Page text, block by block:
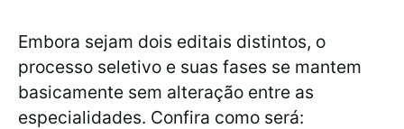
Embora sejam dois editais distintos, o
processo seletivo e suas fases se mantem
basicamente sem alteração entre as
especialidades. Confira como será: